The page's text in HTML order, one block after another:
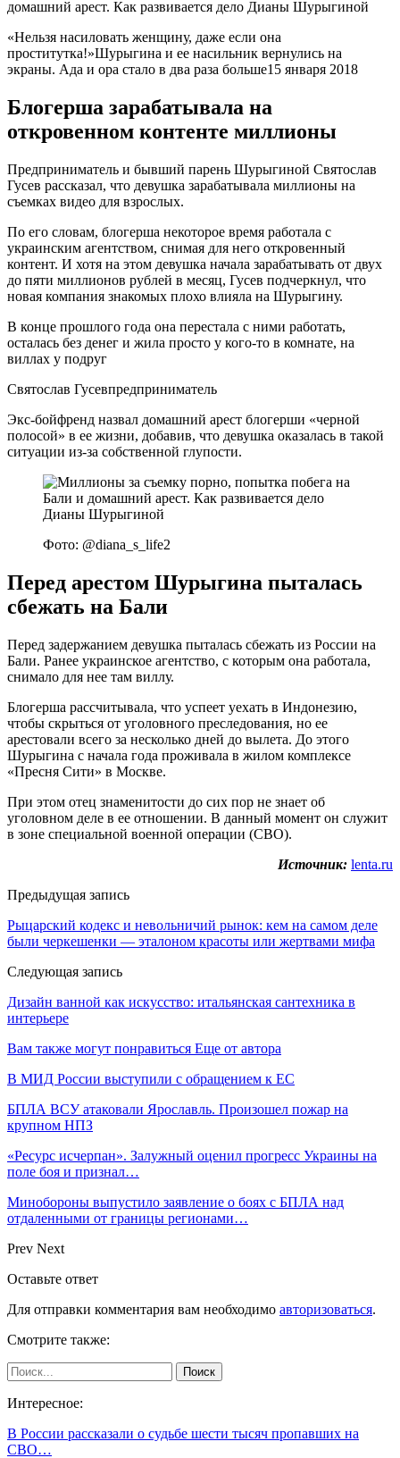
«Нельзя насиловать женщину, даже если она
проститутка!»Шурыгина и ее насильник вернулись на
экраны. Ада и ора стало в два раза больше15 января 2018
Блогерша зарабатывала на
откровенном контенте миллионы
Предприниматель и бывший парень Шурыгиной Святослав
Гусев рассказал, что девушка зарабатывала миллионы на
съемках видео для взрослых.
По его словам, блогерша некоторое время работала с
украинским агентством, снимая для него откровенный
контент. И хотя на этом девушка начала зарабатывать от двух
до пяти миллионов рублей в месяц, Гусев подчеркнул, что
новая компания знакомых плохо влияла на Шурыгину.
В конце прошлого года она перестала с ними работать,
осталась без денег и жила просто у кого-то в комнате, на
виллах у подруг
Святослав Гусевпредприниматель
Экс-бойфренд назвал домашний арест блогерши «черной
полосой» в ее жизни, добавив, что девушка оказалась в такой
ситуации из-за собственной глупости.
Фото: @diana_s_life2
Перед арестом Шурыгина пыталась
сбежать на Бали
Перед задержанием девушка пыталась сбежать из России на
Бали. Ранее украинское агентство, с которым она работала,
снимало для нее там виллу.
Блогерша рассчитывала, что успеет уехать в Индонезию,
чтобы скрыться от уголовного преследования, но ее
арестовали всего за несколько дней до вылета. До этого
Шурыгина с начала года проживала в жилом комплексе
«Пресня Сити» в Москве.
При этом отец знаменитости до сих пор не знает об
уголовном деле в ее отношении. В данный момент он служит
в зоне специальной военной операции (СВО).
Источник: lenta.ru
Предыдущая запись
Рыцарский кодекс и невольничий рынок: кем на самом деле
были черкешенки — эталоном красоты или жертвами мифа
Следующая запись
Дизайн ванной как искусство: итальянская сантехника в
интерьере
Вам также могут понравиться Еще от автора
В МИД России выступили с обращением к ЕС
БПЛА ВСУ атаковали Ярославль. Произошел пожар на
крупном НПЗ
«Ресурс исчерпан». Залужный оценил прогресс Украины на
поле боя и признал…
Минобороны выпустило заявление о боях с БПЛА над
отдаленными от границы регионами…
Prev Next
Оставьте ответ
Для отправки комментария вам необходимо авторизоваться.
Смотрите также:
Интересное:
В России рассказали о судьбе шести тысяч пропавших на
СВО…